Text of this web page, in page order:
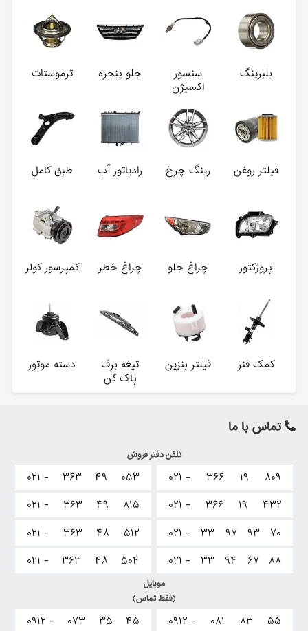
بلبرینگ
سنسور
اکسیژن
جلو پنجره ترموستات
فیلتر روغن رینگ چرخ رادیاتور آب طبق کامل
پروژکتور چراغ جلو چراغ خطر کمپرسور کولر
کمک فنر فیلتر بنزین
تیغه برف
پاک کن
دسته موتور
تماس با ما
تلفن دفتر فروش
۰۲۱ - ۳۶۶ ۱۹
۸۰۹
۰۲۱ -
۳۶۶ ۱۹
۴۳۲
۰۲۱ -
۳۳ ۹۷ ۹۳
۷۰
۰۲۱ -
۳۳ ۹۴ ۶۷ ۸۸
۰۲۱ - ۳۶۳ ۴۹
۰۵۳
۰۲۱ -
۳۶۳ ۴۹
۸۱۵
۰۲۱ -
۳۶۳ ۴۸
۵۱۲
۰۲۱ -
۳۶۳ ۴۸ ۵۰۴
موبایل
(فقط تماس)
۰۹۱۲ - ۰۸۱ ۸۳ ۵۵ ۰۹۱۲ - ۰۷۳ ۳۵ ۴۵